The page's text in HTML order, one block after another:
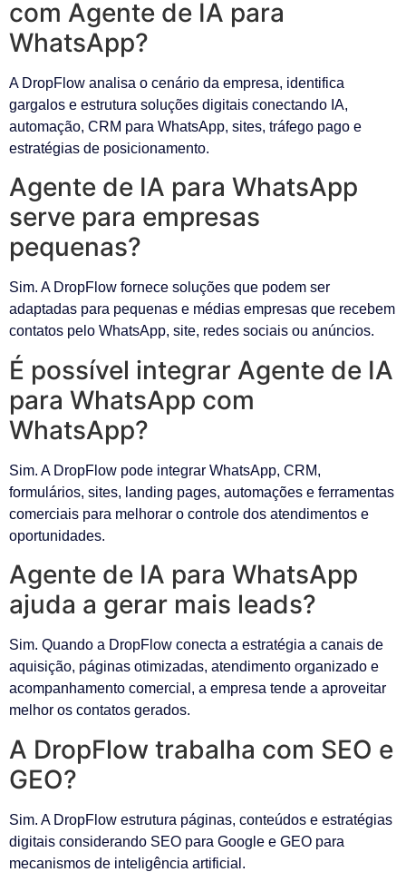
com Agente de IA para
WhatsApp?
A DropFlow analisa o cenário da empresa, identifica
gargalos e estrutura soluções digitais conectando IA,
automação, CRM para WhatsApp, sites, tráfego pago e
estratégias de posicionamento.
Agente de IA para WhatsApp
serve para empresas
pequenas?
Sim. A DropFlow fornece soluções que podem ser
adaptadas para pequenas e médias empresas que recebem
contatos pelo WhatsApp, site, redes sociais ou anúncios.
É possível integrar Agente de IA
para WhatsApp com
WhatsApp?
Sim. A DropFlow pode integrar WhatsApp, CRM,
formulários, sites, landing pages, automações e ferramentas
comerciais para melhorar o controle dos atendimentos e
oportunidades.
Agente de IA para WhatsApp
ajuda a gerar mais leads?
Sim. Quando a DropFlow conecta a estratégia a canais de
aquisição, páginas otimizadas, atendimento organizado e
acompanhamento comercial, a empresa tende a aproveitar
melhor os contatos gerados.
A DropFlow trabalha com SEO e
GEO?
Sim. A DropFlow estrutura páginas, conteúdos e estratégias
digitais considerando SEO para Google e GEO para
mecanismos de inteligência artificial.